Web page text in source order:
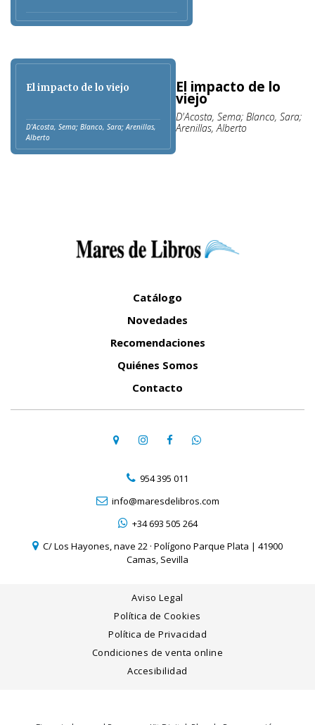
El impacto de lo viejo
D'Acosta, Sema; Blanco, Sara; Arenillas,
Alberto
El impacto de lo
viejo
D'Acosta, Sema; Blanco, Sara;
Arenillas, Alberto
Catálogo
Novedades
Recomendaciones
Quiénes Somos
Contacto
954 395 011
info@maresdelibros.com
+34 693 505 264
C/ Los Hayones, nave 22 · Polígono Parque Plata | 41900
Camas, Sevilla
Aviso Legal
Política de Cookies
Política de Privacidad
Condiciones de venta online
Accesibilidad